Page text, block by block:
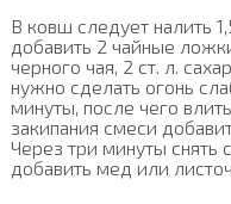
В ковш следует налить
добавить 2 чайные
черного чая, 2 ст. л.
нужно сделать огонь
минуты, после чего
закипания смеси
Через три минуты снять
добавить мед или